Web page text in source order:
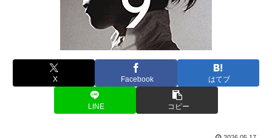
X Facebook はてブ
LINE コピー